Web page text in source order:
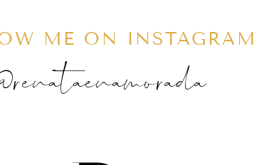
ME ON INSTAGRAM